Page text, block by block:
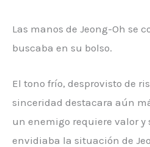
Las manos de Jeong-Oh se
buscaba en su bolso.
El tono frío, desprovisto de
sinceridad destacara aún
un enemigo requiere valor y
envidiaba la situación de